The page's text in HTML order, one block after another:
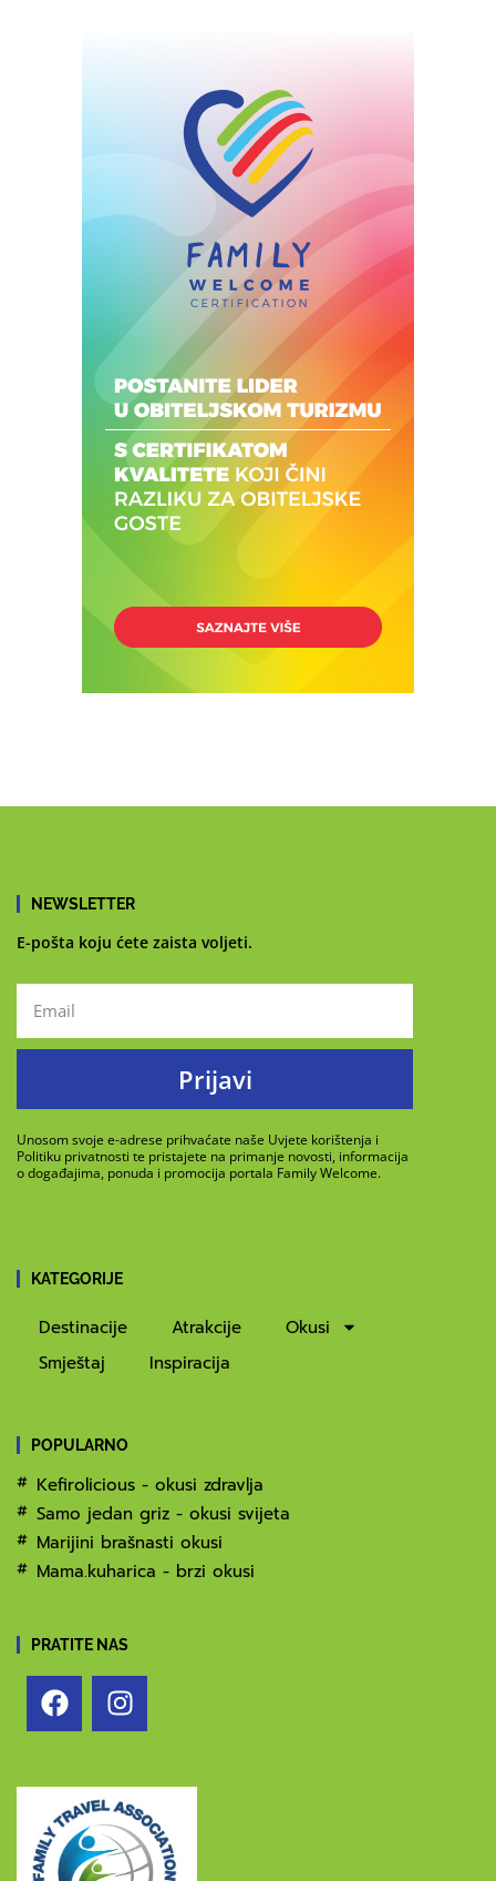
NEWSLETTER
E-pošta koju ćete zaista voljeti.
Prijavi
Unosom svoje e-adrese prihvaćate naše Uvjete korištenja i
Politiku privatnosti te pristajete na primanje novosti, informacija
o događajima, ponuda i promocija portala Family Welcome.
KATEGORIJE
Destinacije Atrakcije
Okusi
Smještaj
Inspiracija
POPULARNO
Kefirolicious - okusi zdravlja
Samo jedan griz - okusi svijeta
Marijini brašnasti okusi
Mama.kuharica - brzi okusi
PRATITE NAS